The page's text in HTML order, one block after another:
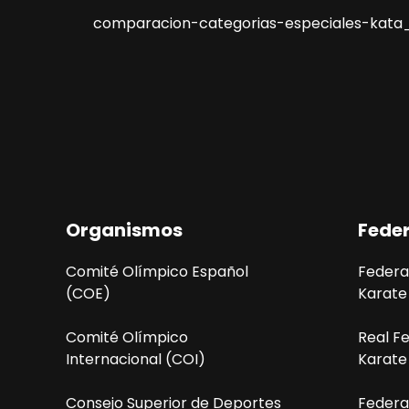
comparacion-categorias-especiales-
Organismos
Comité Olímpico Español
(COE)
Comité Olímpico
Internacional (COI)
Consejo Superior de Deportes
Real
Karate